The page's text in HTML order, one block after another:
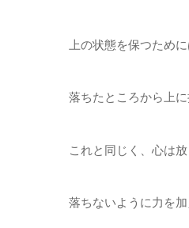
上の状態を保つため
落ちたところから上
これと同じく、心は
落ちないように力を